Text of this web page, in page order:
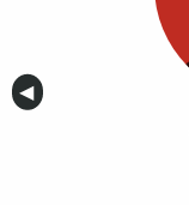
Anterior
◀︎